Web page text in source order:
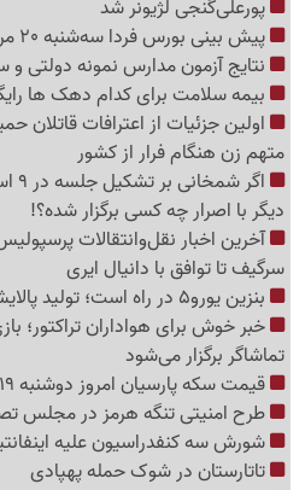
پورعلی‌گنجی لژیونر شد
پیش بینی بورس فردا سه‌شنبه 20 مرداد
نتایج آزمون مدارس نمونه دولتی و سمپاد 1405
بیمه سلامت برای کدام دهک ها
اولین جزئیات از اعترافات قاتلان
متهم زن هنگام فرار از کشور
دیگر با اصرار چه کسی برگزار شده؟!
سرگیف تا توافق با دانیال ایری
بنزین یورو5 در راه است؛ تولید پالایشگاه تهران افزایش می‌یابد
خبر خوش برای هواداران تراکتور؛
تماشاگر برگزار می‌شود
قیمت سکه پارسیان امروز دوشنبه 19 مرداد 1405
طرح امنیتی تنگه هرمز در مجلس
شورش سه کنفدراسیون علیه
تاتارستان در شوک حمله پهپادی